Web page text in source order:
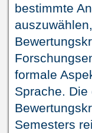
bestimmte
formale
Sprache.
Semesters